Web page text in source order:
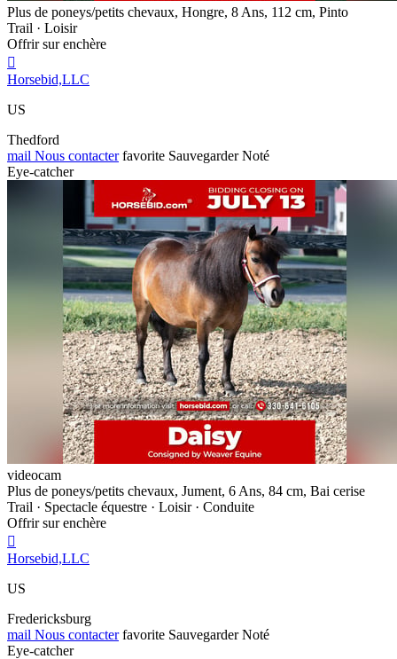
Plus de poneys/petits chevaux, Hongre, 8 Ans, 112 cm, Pinto
Trail · Loisir
Offrir sur enchère

Horsebid,LLC
US
Thedford
mail Nous contacter favorite Sauvegarder Noté
Eye-catcher
videocam
Plus de poneys/petits chevaux, Jument, 6 Ans, 84 cm, Bai cerise
Trail · Spectacle équestre · Loisir · Conduite
Offrir sur enchère

Horsebid,LLC
US
Fredericksburg
mail Nous contacter favorite Sauvegarder Noté
Eye-catcher